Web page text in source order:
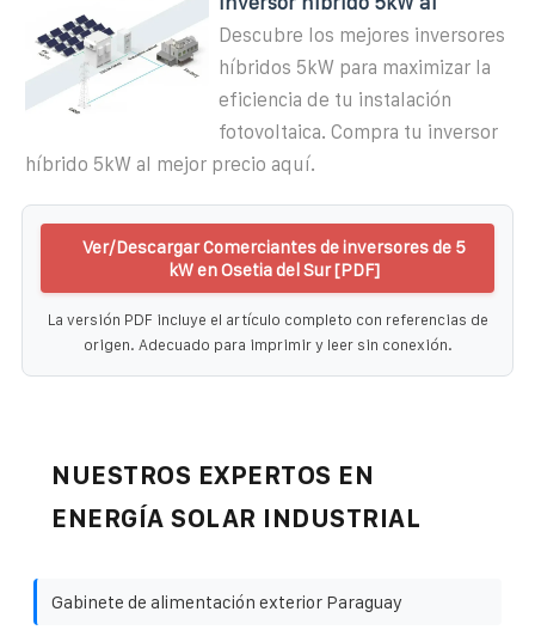
Descubre los mejores inversores
híbridos 5kW para maximizar la
eficiencia de tu instalación
fotovoltaica. Compra tu inversor
híbrido 5kW al mejor precio aquí.
Ver/Descargar Comerciantes de inversores de 5
kW en Osetia del Sur [PDF]
La versión PDF incluye el artículo completo con referencias de
origen. Adecuado para imprimir y leer sin conexión.
NUESTROS EXPERTOS EN
ENERGÍA SOLAR INDUSTRIAL
Gabinete de alimentación exterior Paraguay